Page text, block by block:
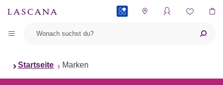
Startseite Marken